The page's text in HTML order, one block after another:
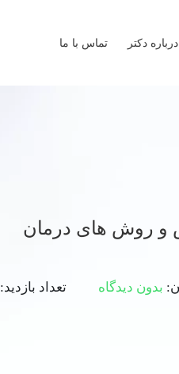
درباره دکتر تماس با ما
و روش های درمان
بدون دیدگاه تعداد بازدید: